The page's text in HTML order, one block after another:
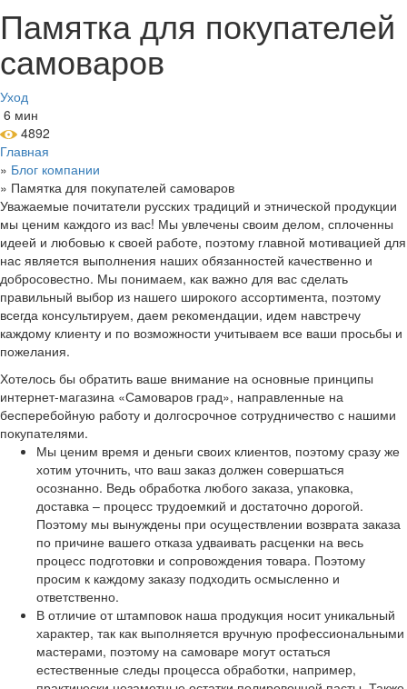
Памятка для покупателей
самоваров
Уход
6 мин
4892
Главная
» Блог компании
» Памятка для покупателей самоваров
Уважаемые почитатели русских традиций и этнической продукции
мы ценим каждого из вас! Мы увлечены своим делом, сплоченны
идеей и любовью к своей работе, поэтому главной мотивацией для
нас является выполнения наших обязанностей качественно и
добросовестно. Мы понимаем, как важно для вас сделать
правильный выбор из нашего широкого ассортимента, поэтому
всегда консультируем, даем рекомендации, идем навстречу
каждому клиенту и по возможности учитываем все ваши просьбы и
пожелания.
Хотелось бы обратить ваше внимание на основные принципы
интернет-магазина «Самоваров град», направленные на
бесперебойную работу и долгосрочное сотрудничество с нашими
покупателями.
Мы ценим время и деньги своих клиентов, поэтому сразу же
хотим уточнить, что ваш заказ должен совершаться
осознанно. Ведь обработка любого заказа, упаковка,
доставка – процесс трудоемкий и достаточно дорогой.
Поэтому мы вынуждены при осуществлении возврата заказа
по причине вашего отказа удваивать расценки на весь
процесс подготовки и сопровождения товара. Поэтому
просим к каждому заказу подходить осмысленно и
ответственно.
В отличие от штамповок наша продукция носит уникальный
характер, так как выполняется вручную профессиональными
мастерами, поэтому на самоваре могут остаться
естественные следы процесса обработки, например,